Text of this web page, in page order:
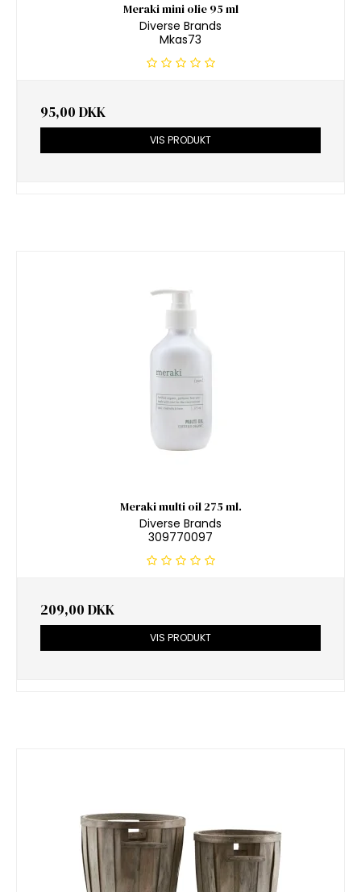
Meraki mini olie 95 ml
Diverse Brands
Mkas73
95,00 DKK
VIS PRODUKT
Meraki multi oil 275 ml.
Diverse Brands
309770097
209,00 DKK
VIS PRODUKT